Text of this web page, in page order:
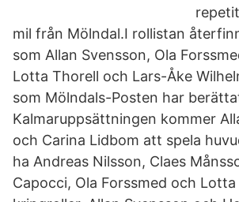
mil från Mölndal.I rollistan
som Allan Svensson, Ola
Lotta Thorell och Lars-Åke
som Mölndals-Posten har
Kalmaruppsättningen kommer
och Carina Lidbom att spela
ha Andreas Nilsson, Claes
Capocci, Ola Forssmed och